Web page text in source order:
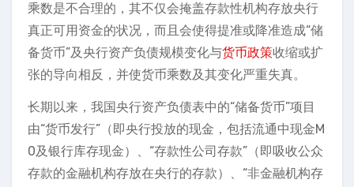
乘数是不合理的，其不仅会掩盖存款性机构存放央行
真正可用资金的状况，而且会使得提准或降准造成“储
备货币”及央行资产负债规模变化与货币政策收缩或扩
张的导向相反，并使货币乘数及其变化严重失真。
长期以来，我国央行资产负债表中的“储备货币”项目
由“货币发行”（即央行投放的现金，包括流通中现金M
0及银行库存现金）、“存款性公司存款”（即吸收公众
存款的金融机构存放在央行的存款）、“非金融机构存